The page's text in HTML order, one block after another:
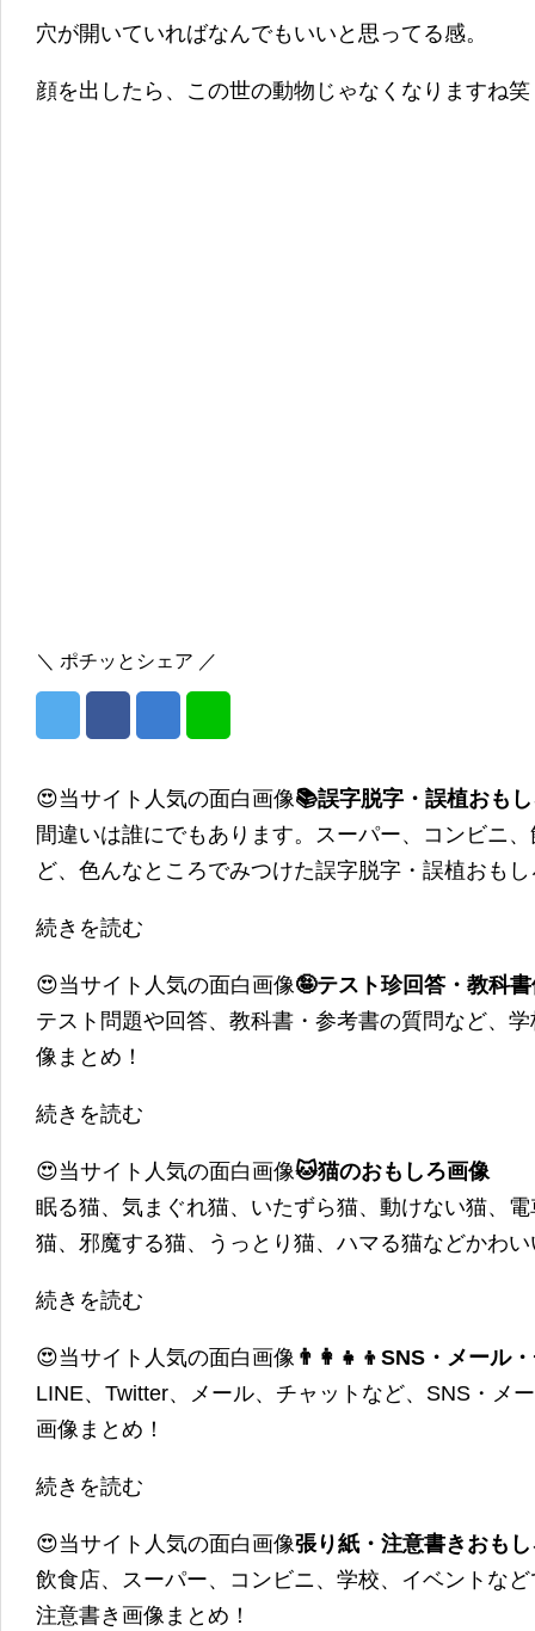
穴が開いていればなんでもいいと思ってる感。
顔を出したら、この世の動物じゃなくなりますね笑
＼ ポチッとシェア ／
😍当サイト人気の面白画像📚誤字脱字・誤植おも
間違いは誰にでもあります。スーパー、コンビニ
ど、色んなところでみつけた誤字脱字・誤植おも
続きを読む
😍当サイト人気の面白画像🤪テスト珍回答・教科
テスト問題や回答、教科書・参考書の質問など、
像まとめ！
続きを読む
😍当サイト人気の面白画像🐱猫のおもしろ画像
眠る猫、気まぐれ猫、いたずら猫、動けない猫、
猫、邪魔する猫、うっとり猫、ハマる猫などかわ
続きを読む
😍当サイト人気の面白画像 👨‍👩‍👧‍👦SNS・メール
LINE、Twitter、メール、チャットなど、SNS・メ
画像まとめ！
続きを読む
😍当サイト人気の面白画像張り紙・注意書きおも
飲食店、スーパー、コンビニ、学校、イベントな
注意書き画像まとめ！